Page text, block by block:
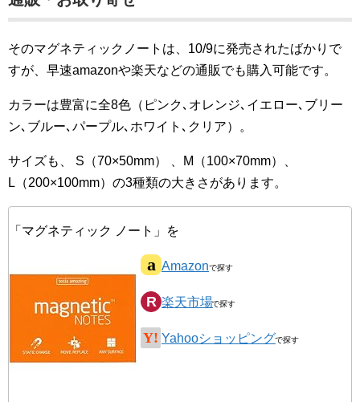
そのマグネティックノートは、10/9に発売されたばかりで
すが、早速amazonや楽天などの通販でも購入可能です。
カラーは豊富に全8色（ピンク､オレンジ､イエロー､ブリー
ン､ブルー､パープル､ホワイト､クリア）。
サイズも、 S（70×50mm） 、M（100×70mm）、
L（200×100mm）の3種類の大きさがあります。
「マグネティック ノート」を
Amazon
楽天市場
Yahooショッピング